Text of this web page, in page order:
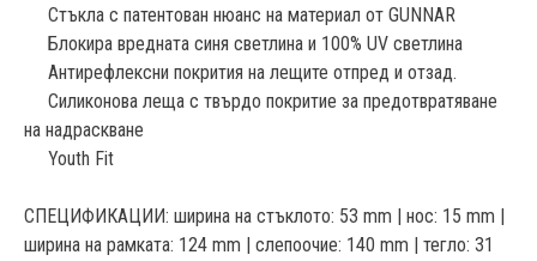
Стъкла с патентован нюанс на материал от GUNNAR
Блокира вредната синя светлина и 100% UV светлина
Антирефлексни покрития на лещите отпред и отзад.
Силиконова леща с твърдо покритие за предотвратяване
на надраскване
Youth Fit
СПЕЦИФИКАЦИИ: ширина на стъклото: 53 mm | нос: 15 mm |
ширина на рамката: 124 mm | слепоочие: 140 mm | тегло: 31